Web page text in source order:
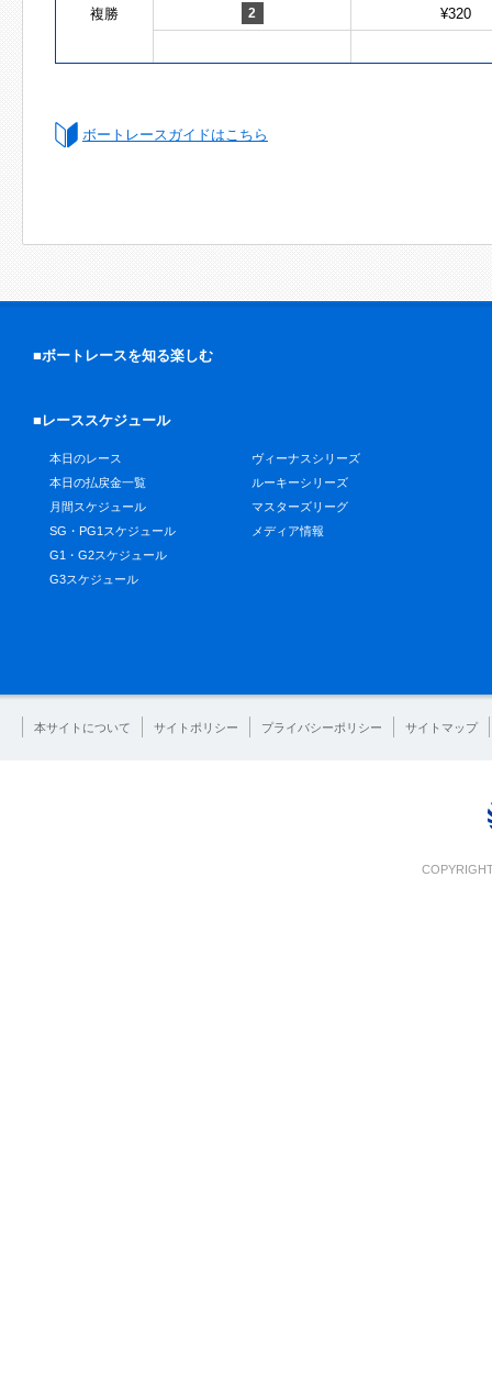
複勝 2 ¥320
ボートレースガイドはこちら
■ボートレースを知る楽しむ
■レーススケジュール
本日のレース
本日の払戻金一覧
月間スケジュール
SG・PG1スケジュール
G1・G2スケジュール
G3スケジュール
ヴィーナスシリーズ
ルーキーシリーズ
マスターズリーグ
メディア情報
本サイトについて サイトポリシー プライバシーポリシー サイトマップ